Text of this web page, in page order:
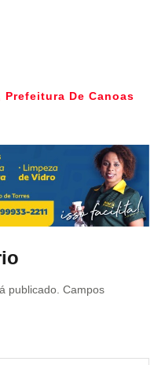
Prefeitura De Canoas
publicado. Campos